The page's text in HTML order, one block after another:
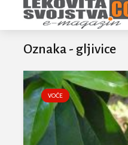
Oznaka - gljivice
VOĆE